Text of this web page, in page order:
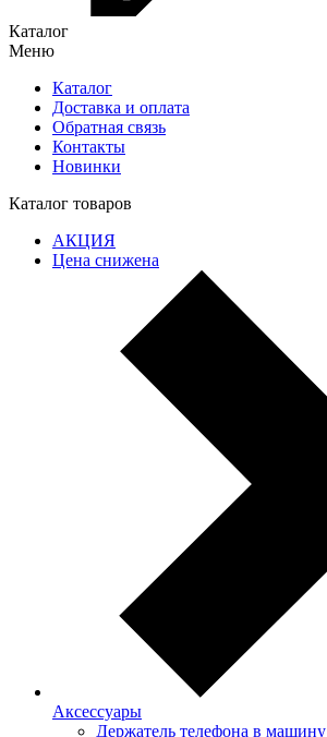
Каталог
Меню
Каталог
Доставка и оплата
Обратная связь
Контакты
Новинки
Каталог товаров
АКЦИЯ
Цена снижена
Аксессуары
Держатель телефона в машину